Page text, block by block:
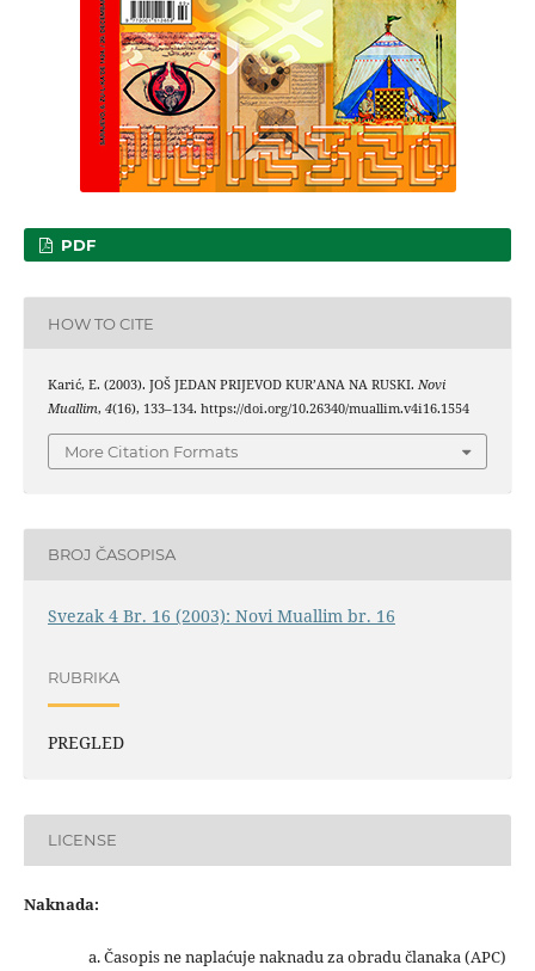
PDF
HOW TO CITE
Karić, E. (2003). JOŠ JEDAN PRIJEVOD KUR’ANA NA RUSKI. Novi
Muallim, 4(16), 133–134. https://doi.org/10.26340/muallim.v4i16.1554
More Citation Formats
BROJ ČASOPISA
Svezak 4 Br. 16 (2003): Novi Muallim br. 16
RUBRIKA
PREGLED
LICENSE
Naknada:
a. Časopis ne naplaćuje naknadu za obradu članaka (APC)